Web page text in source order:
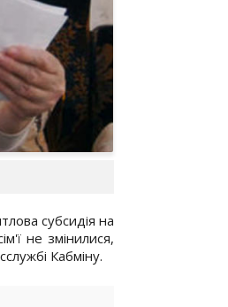
субсидія на
не змінилися,
Кабміну.